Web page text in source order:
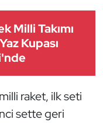
Milli Takımı
Kupası
raket, ilk seti
sette geri